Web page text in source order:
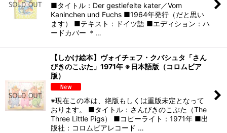
絞り込む
■タイトル：Der gestiefelte kater／Vom
Kaninchen und Fuchs ■1964年発行（だと思い
ます） ■テキスト：ドイツ語 ■エディション：ハ
ードカバー ＊…
【しかけ絵本】ヴォイチェフ・クバシュタ「さん
びきのこぶた」1971年 ※日本語版（コロムビア
版）
※現在この本は、絶版もしくは重版未定となって
おります。 ■タイトル：さんびきのこぶた（The
Three Little Pigs） ■コピーライト：1971年 ■出
版社：コロムビアレコード …